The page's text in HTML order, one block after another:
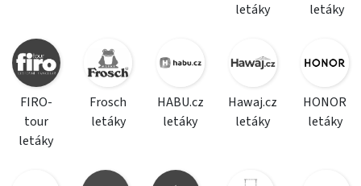
letáky
letáky
FIRO-
tour
letáky
Frosch
letáky
HABU.cz
letáky
Hawaj.cz
letáky
HONOR
letáky